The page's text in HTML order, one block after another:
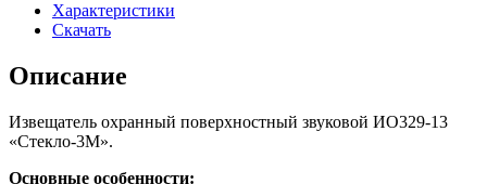
Характеристики
Скачать
Описание
Извещатель охранный поверхностный звуковой ИО329-13
«Стекло-3М».
Основные особенности: